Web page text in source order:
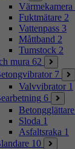
Värmekamera
Fuktmätare 2
Vattenpass 3
Måttband 2
Tumstock 2
mura 62
7
Valvvibrator 1
6
Betongglättare
Sloda 1
Asfaltsraka 1
10